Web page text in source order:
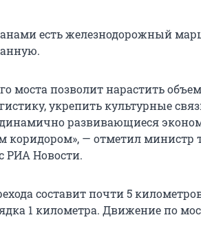
есть железнодорожный
моста позволит нарастить
укрепить культурные
развивающиеся
коридором», — отметил министр
РИА Новости.
составит почти5
1 километра. Движение по